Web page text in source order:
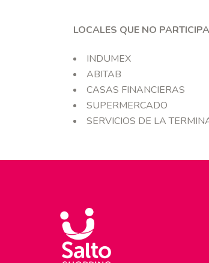
LOCALES QUE NO
INDUMEX
ABITAB
CASAS FINANCIERAS
SUPERMERCADO
SERVICIOS DE LA